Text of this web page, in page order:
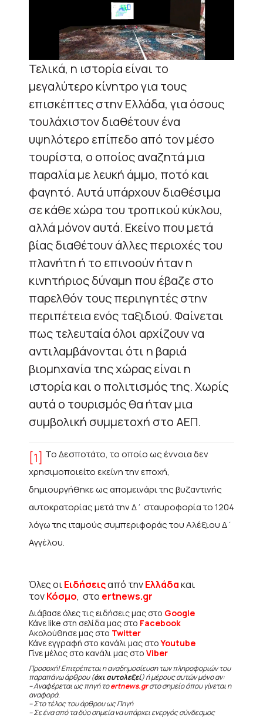
Τελικά, η ιστορία είναι το
μεγαλύτερο κίνητρο για τους
επισκέπτες στην Ελλάδα, για όσους
τουλάχιστον διαθέτουν ένα
υψηλότερο επίπεδο από τον μέσο
τουρίστα, ο οποίος αναζητά μια
παραλία με λευκή άμμο, ποτό και
φαγητό. Αυτά υπάρχουν διαθέσιμα
σε κάθε χώρα του τροπικού κύκλου,
αλλά μόνον αυτά. Εκείνο που μετά
βίας διαθέτουν άλλες περιοχές του
πλανήτη ή το επινοούν ήταν η
κινητήριος δύναμη που έβαζε στο
παρελθόν τους περιηγητές στην
περιπέτεια ενός ταξιδιού. Φαίνεται
πως τελευταία όλοι αρχίζουν να
αντιλαμβάνονται ότι η βαριά
βιομηχανία της χώρας είναι η
ιστορία και ο πολιτισμός της. Χωρίς
αυτά ο τουρισμός θα ήταν μια
συμβολική συμμετοχή στο ΑΕΠ.
[1] Το Δεσποτάτο, το οποίο ως έννοια δεν
χρησιμοποιείτο εκείνη την εποχή,
δημιουργήθηκε ως απομεινάρι της βυζαντινής
αυτοκρατορίας μετά την Δ΄ σταυροφορία το 1204
λόγω της ιταμούς συμπεριφοράς του Αλέξιου Δ΄
Αγγέλου.
Όλες οιΕιδήσειςαπό τηνΕλλάδακαι
τονΚόσμο, στο ertnews.gr
Διάβασε όλες τις ειδήσεις μας στο Google
Κάνε like στη σελίδα μας στο Facebook
Ακολούθησε μας στο Twitter
Κάνε εγγραφή στο κανάλι μας στοYoutube
Γίνε μέλος στο κανάλι μας στο Viber
Προσοχή! Επιτρέπεται η αναδημοσίευση των πληροφοριών του
παραπάνω άρθρου (όχι αυτολεξεί) ή μέρους αυτών μόνο αν:
– Αναφέρεται ως πηγή τοertnews.grστο σημείο όπου γίνεται η
αναφορά.
– Στο τέλος του άρθρου ως Πηγή
– Σε ένα από τα δύο σημεία να υπάρχει ενεργός σύνδεσμος